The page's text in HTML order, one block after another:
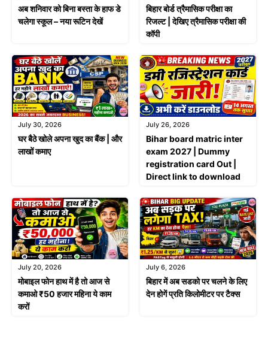
अब शनिवार को बिना बस्ता के हाफ डे
चलेगा स्कूल – नया रूटिन देखें
बिहार बोर्ड त्रैमासिक परीक्षा का
रिजल्ट | देखिए त्रैमासिक परीक्षा की
कॉपी
July 30, 2026
घर बैठे खोले अपना खुद का बैंक | और
लाखों कमाए
July 26, 2026
Bihar board matric inter
exam 2027 | Dummy
registration card Out |
Direct link to download
July 20, 2026
मोबाइल फोन हाथ में है तो आज से
कमाओ ₹50 हजार महिना ये काम
करों
July 6, 2026
बिहार में अब सडको पर चलने के लिए
देन होगें प्रति किलोमीटर पर टैक्स